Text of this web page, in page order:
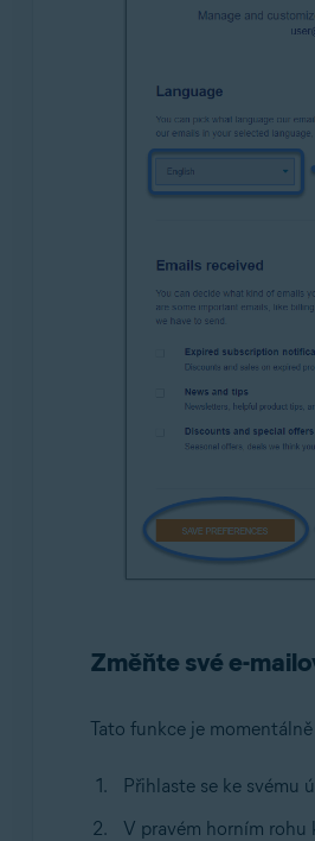
Změňte své e-
Tato funkce je
Přihlaste se ke svému
V pravém horním rohu